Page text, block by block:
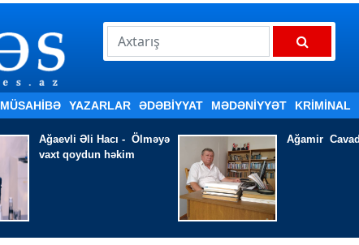
MÜSAHİBƏ YAZARLAR ƏDƏBIYYAT MƏDƏNİYYƏT KRİMİNAL
Ağamir Cavad - ULAYIR
HAZIRLIQ